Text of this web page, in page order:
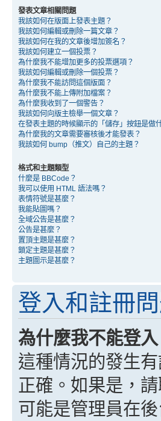
發表文章相關問題
我該如何在版面上發表主題？
我該如何編輯或刪除一篇文章？
我該如何在我的文章後增加簽名？
我該如何建立一個投票？
為什麼我不能增加更多的投票選項？
我該如何編輯或刪除一個投票？
為什麼我不能訪問這個版面？
為什麼我不能上傳附加檔案？
為什麼我收到了一個警告？
我該如何向版主檢舉一個文章？
在發表主題的時候顯示的「儲存」按鈕是做
為什麼我的文章需要審核後才能發表？
我該如何 bump（推文）自己的主題？
格式和主題類型
什麼是 BBCode？
我可以使用 HTML 語法嗎？
表情符號是甚麼？
我能貼圖嗎？
全域公告是甚麼？
公告是甚麼？
置頂主題是甚麼？
鎖定主題是甚麼？
主題圖示是甚麼？
登入和註冊
為什麼我不能登入
這種情況的發生
正確。如果是，
可能是管理員在